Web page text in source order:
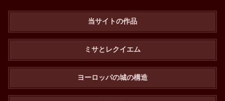
当サイトの作品
ミサとレクイエム
ヨーロッパの城の構造